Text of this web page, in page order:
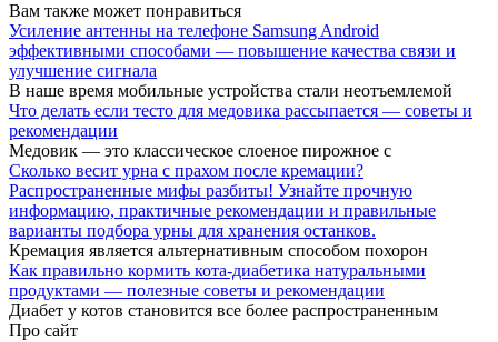
Вам также может понравиться
Усиление антенны на телефоне Samsung Android
эффективными способами — повышение качества связи и
улучшение сигнала
В наше время мобильные устройства стали неотъемлемой
Что делать если тесто для медовика рассыпается — советы и
рекомендации
Медовик — это классическое слоеное пирожное с
Сколько весит урна с прахом после кремации?
Распространенные мифы разбиты! Узнайте прочную
информацию, практичные рекомендации и правильные
варианты подбора урны для хранения останков.
Кремация является альтернативным способом похорон
Как правильно кормить кота-диабетика натуральными
продуктами — полезные советы и рекомендации
Диабет у котов становится все более распространенным
Про сайт